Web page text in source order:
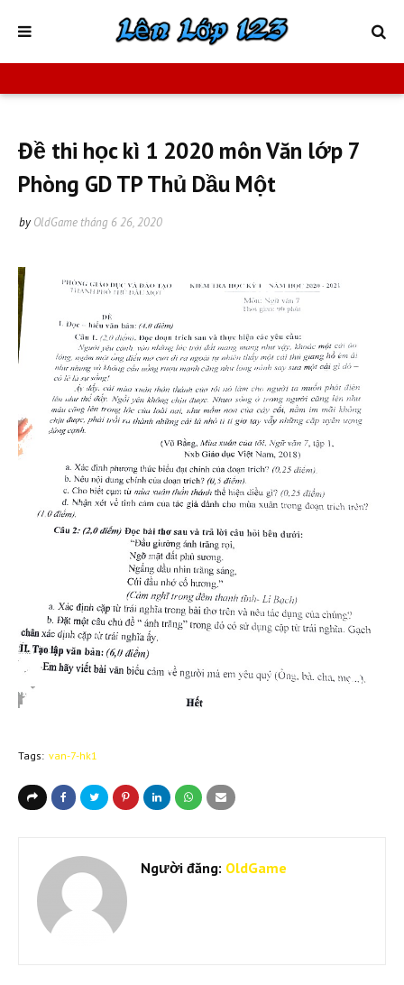
Đề thi học kì 1 2020 môn Văn lớp 7
Phòng GD TP Thủ Dầu Một
by OldGame tháng 6 26, 2020
Tags: van-7-hk1
Người đăng: OldGame